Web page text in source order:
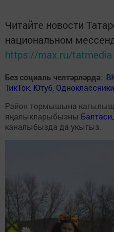
Читайте новости
национальном
https://max.ru/tatmedia
Без социаль челтәрләрдә:
ТикТок, Ютуб, Одноклассники
Район тормышына
яңалыкларыбызны
каналыбызда да укыгыз.